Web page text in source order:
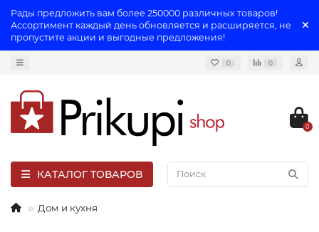
Рады предложить вам более 250000 различных товаров!
Ассортимент каждый день обновляется и расширяется, не
пропустите акции и выгодные предложения!
0 0
0
КАТАЛОГ ТОВАРОВ
Дом и кухня